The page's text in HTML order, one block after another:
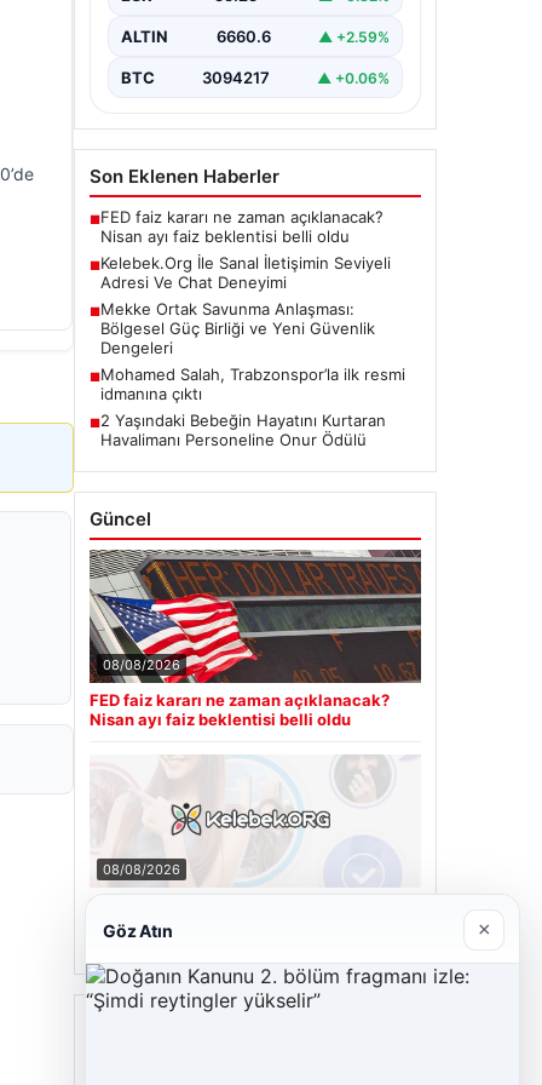
ALTIN 6660.6 ▲ +2.59%
BTC 3094217 ▲ +0.06%
Son Eklenen Haberler
■FED faiz kararı ne zaman açıklanacak?
Nisan ayı faiz beklentisi belli oldu
■Kelebek.Org İle Sanal İletişimin Seviyeli
Adresi Ve Chat Deneyimi
■Mekke Ortak Savunma Anlaşması:
Bölgesel Güç Birliği ve Yeni Güvenlik
Dengeleri
■Mohamed Salah, Trabzonspor’la ilk resmi
idmanına çıktı
■2 Yaşındaki Bebeğin Hayatını Kurtaran
Havalimanı Personeline Onur Ödülü
Güncel
08/08/2026
FED faiz kararı ne zaman açıklanacak?
Nisan ayı faiz beklentisi belli oldu
08/08/2026
Kelebek.Org İle Sanal İletişimin Seviyeli
Adresi Ve Chat Deneyimi
Göz Atın ×